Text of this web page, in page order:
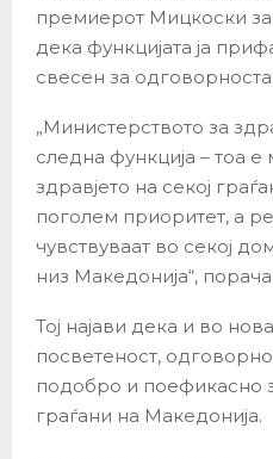
премиерот Мицкоски
дека функцијата ја
свесен за одговорноста
„Министерството за
следна функција – тоа
здравјето на секој
поголем приоритет, а
чувствуваат во секој
низ Македонија“,
Тој најави дека и во
посветеност,
подобро и поефикасно
граѓани на Македонија.